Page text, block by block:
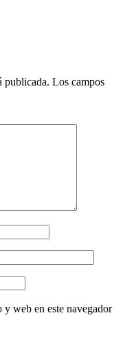
publicada. Los campos
web en este navegador